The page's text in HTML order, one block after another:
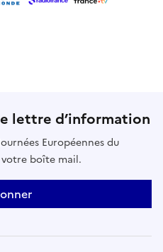
lettre d’information
Européennes du
boîte mail.